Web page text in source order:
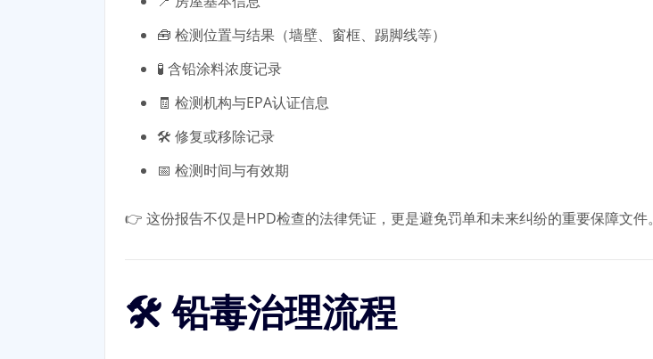
🧰 检测位置与结果（墙壁、窗框、踢脚线等）
🧪 含铅涂料浓度记录
🧾 检测机构与EPA认证信息
🛠 修复或移除记录
📅 检测时间与有效期
👉 这份报告不仅是HPD检查的法律凭证，更是避免罚单和未来纠纷的重要保障文件。
🛠 铅毒治理流程